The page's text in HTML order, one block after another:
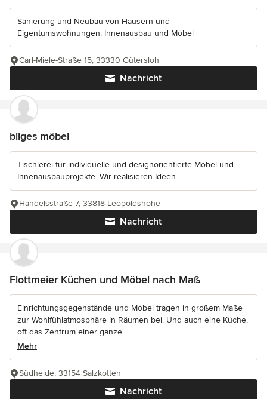
Sanierung und Neubau von Häusern und
Eigentumswohnungen: Innenausbau und Möbel
Nachricht
Carl-Miele-Straße 15, 33330 Gütersloh
bilges möbel
Tischlerei für individuelle und designorientierte Möbel und
Innenausbauprojekte. Wir realisieren Ideen.
Nachricht
Handelsstraße 7, 33818 Leopoldshöhe
Flottmeier Küchen und Möbel nach Maß
Einrichtungsgegenstände und Möbel tragen in großem Maße
zur Wohlfühlatmosphäre in Räumen bei. Und auch eine Küche,
oft das Zentrum einer ganze...
Mehr
Nachricht
Südheide, 33154 Salzkotten